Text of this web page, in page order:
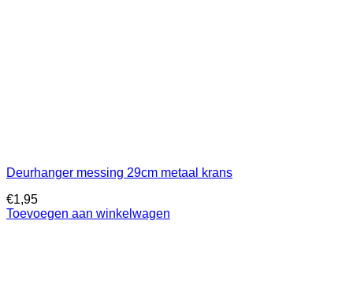
Deurhanger messing 29cm metaal krans
€1,95
Toevoegen aan winkelwagen